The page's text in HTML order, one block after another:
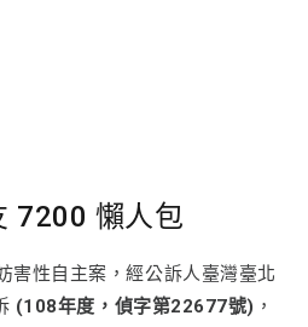
7200 懶人包
害性自主案，經公訴人臺灣臺北
(108年度，偵字第22677號) ，